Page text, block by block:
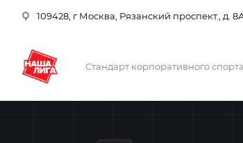
109428, г Москва, Рязанский проспект., д.
Стандарт корпоративного спорта